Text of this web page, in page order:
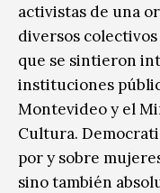
activistas de una
diversos
que se sintieron
instituciones
Montevideo y el
Cultura.
por y sobre
sino también